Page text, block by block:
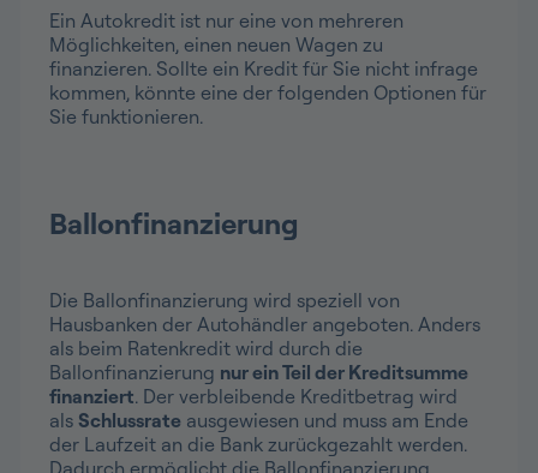
Ein Autokredit ist nur eine von mehreren
Möglichkeiten, einen neuen Wagen zu
finanzieren. Sollte ein Kredit für Sie nicht infrage
kommen, könnte eine der folgenden Optionen für
Sie funktionieren.
Ballonfinanzierung
Die Ballonfinanzierung wird speziell von
Hausbanken der Autohändler angeboten. Anders
als beim Ratenkredit wird durch die
Ballonfinanzierung nur ein Teil der Kreditsumme
finanziert. Der verbleibende Kreditbetrag wird
als Schlussrate ausgewiesen und muss am Ende
der Laufzeit an die Bank zurückgezahlt werden.